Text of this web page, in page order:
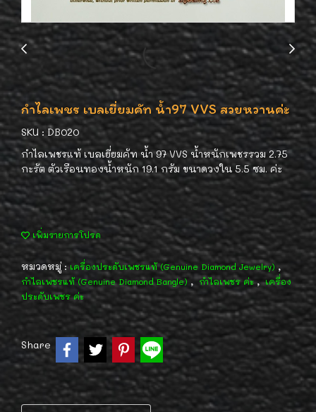
กำไลเพชร เบลเยี่ยมคัท น้ำ97 VVS สวยหวานค่ะ
SKU : DB020
กำไลเพชรแท้ เบลเยี่ยมคัท น้ำ 97 VVS น้ำหนักเพชรรวม 2.75
กะรัต ตัวเรือนทองน้ำหนัก 19.1 กรัม ขนาดวงใน 5.5 ซม. ค่ะ
เพิ่มรายการโปรด
หมวดหมู่ :เครื่องประดับเพชรแท้ (Genuine Diamond Jewelry) ,
กำไลเพชรแท้ (Genuine Diamond Bangle) , กำไลเพชร ค่ะ, เครื่อง
ประดับเพชร ค่ะ
Share